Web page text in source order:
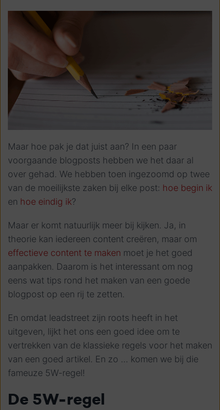
Maar hoe pak je dat juist aan? In een paar
voorgaande blogposts hebben we het daar al
over gehad. We hebben toen ingezoomd op twee
van de moeilijkste zaken bij elke post: hoe begin ik
en hoe eindig ik?
Maar er komt natuurlijk meer bij kijken. Ja, in
theorie kan iedereen content creëren, maar om
effectieve content te maken moet je het goed
aanpakken. Daarom is het interessant om nog
eens wat tips rond het maken van een goede
blogpost op een rij te zetten.
En omdat leadstreet zijn roots heeft in het
uitgeven, lijkt het ons een goed idee om te
vertrekken van de klassieke regels voor het maken
van een goed artikel. En zo ... komen we bij die
fameuze 5W-regel!
De 5W-regel